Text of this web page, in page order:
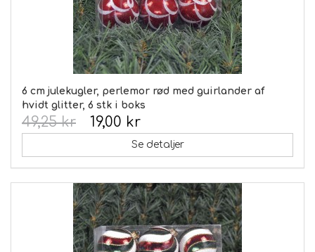
6 cm julekugler, perlemor rød med guirlander af
hvidt glitter, 6 stk i boks
19,00 kr
49,25 kr
Se detaljer